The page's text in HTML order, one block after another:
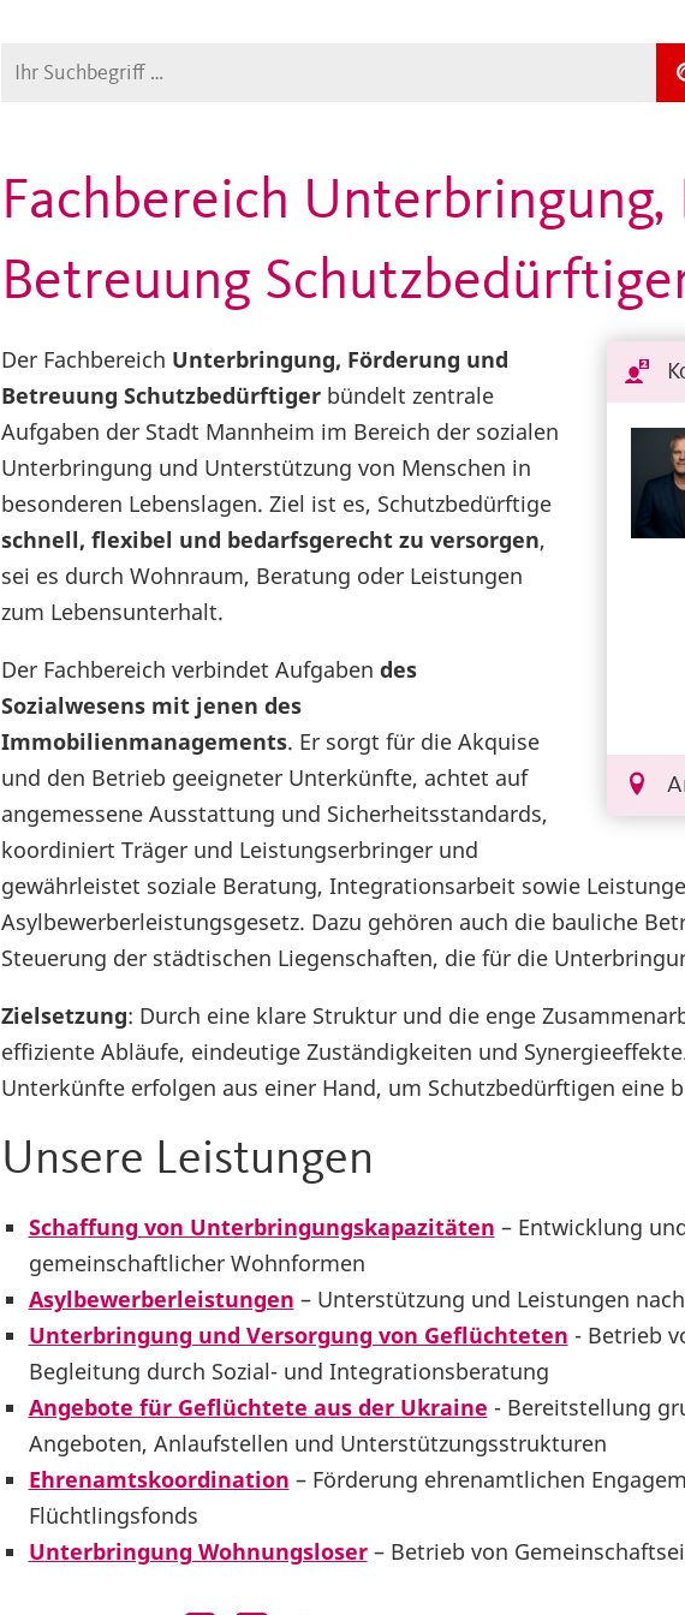
Suche
Fachbereich Unterbringung,
Betreuung
Der Fachbereich Unterbringung, Förderung und
Betreuung Schutzbedürftiger bündelt zentrale
Aufgaben der Stadt Mannheim im Bereich der sozialen
Unterbringung und Unterstützung von Menschen in
besonderen Lebenslagen. Ziel ist es, Schutzbedürftige
schnell, flexibel und bedarfsgerecht zu versorgen,
sei es durch Wohnraum, Beratung oder Leistungen
zum Lebensunterhalt.
Der Fachbereich verbindet Aufgaben des
Sozialwesens mit jenen des
Immobilienmanagements. Er sorgt für die Akquise
und den Betrieb geeigneter Unterkünfte, achtet auf
angemessene Ausstattung und Sicherheitsstandards,
koordiniert Träger und Leistungserbringer und
gewährleistet soziale Beratung, Integrationsarbeit sowie
Asylbewerberleistungsgesetz. Dazu gehören auch die bauliche
Steuerung der städtischen Liegenschaften, die für die
Zielsetzung: Durch eine klare Struktur und die enge
effiziente Abläufe, eindeutige Zuständigkeiten und
Unterkünfte erfolgen aus einer Hand, um Schutzbedürftigen eine
Unsere Leistungen
Schaffung von Unterbringungskapazitäten – Entwicklung
gemeinschaftlicher Wohnformen
Asylbewerberleistungen – Unterstützung und Leistungen
Unterbringung und Versorgung von Geflüchteten - Betrieb
Begleitung durch Sozial- und Integrationsberatung
Angebote für Geflüchtete aus der Ukraine - Bereitstellung
Angeboten, Anlaufstellen und Unterstützungsstrukturen
Ehrenamtskoordination – Förderung ehrenamtlichen
Flüchtlingsfonds
Unterbringung Wohnungsloser– Betrieb von